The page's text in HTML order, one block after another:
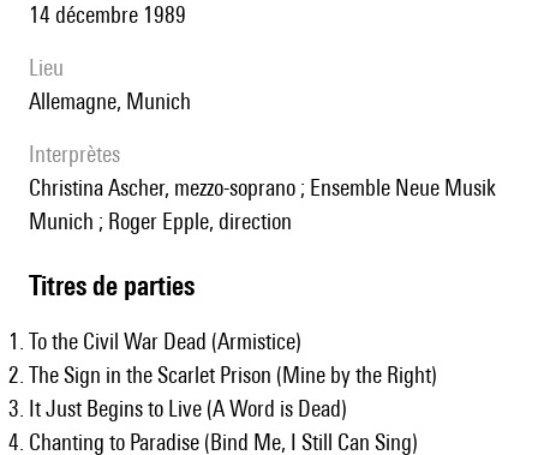
14 décembre 1989
lieu
Allemagne, Munich
interprètes
Christina Ascher, mezzo-soprano ; Ensemble Neue Musik
Munich ; Roger Epple, direction
Titres de parties
To the Civil War Dead (Armistice)
The Sign in the Scarlet Prison (Mine by the Right)
It Just Begins to Live (A Word is Dead)
Chanting to Paradise (Bind Me, I Still Can Sing)